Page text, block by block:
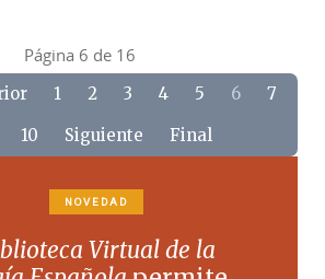
Página 6 de 16
1 2 3 4 5 6
7
10 Siguiente Final
NOVEDAD
Virtual de la